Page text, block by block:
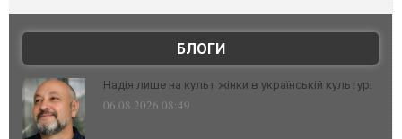
БЛОГИ
Надія лише на культ жінки в українській культурі
06.08.2026 08:49